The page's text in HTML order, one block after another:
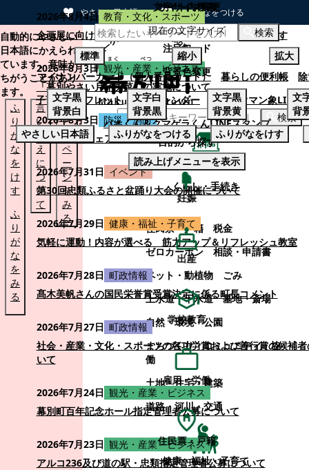
やさしい日本語 ひらがなをつける
本文へスキップする
自動的にやさしい
日本語にかえられ
ています。意味が
ちがうことがあり
ます。
ふ
り
が
な
を
け
す
ふ
り
が
な
を
み
る
言
い
替
え
に
つ
い
て
も
と
の
ペ
ー
ジ
を
み
る
検索
くらし・手続き
くらし・手続き
住民票・戸籍
税金
ゼロカーボン
相談・申請書
ペット・動植物
ごみ
上水道・下水道
墓地・斎場
自然・環境・公園
まちづくり・コミュニティ・協
働
土地・住宅・建築
道路・河川・交通
健康・福祉・子育て
2026年8月4日 教育・文化・スポーツ
企画展に向けて：安東ウメ子さんとの思い出を募集します
2026年8月3日 観光・産業・ビジネス
「幕別やさい月イチ菜」の実施について
2026年8月3日 防災・消防
幕別町防災フェアの開催について
2026年7月31日 イベント
第30回忠類ふるさと盆踊り大会の開催について
2026年7月29日 健康・福祉・子育て
気軽に運動！内容が選べる 筋力アップ＆リフレッシュ教室
2026年7月28日 町政情報
髙木美帆さんの国民栄誉賞受賞決定に係る町長コメント
2026年7月27日 町政情報
社会・産業・文化・スポーツの各功労賞および善行賞の候補
いて
2026年7月24日 観光・産業・ビジネス
幕別町百年記念ホール指定管理者公募について
2026年7月23日 観光・産業・ビジネス
アルコ236及び道の駅・忠類指定管理者公募について
サイト内検索
検索
注目ワード
マイナンバーカード（個人番号カード） 暮らしの便利帳
子育てパンフレット
ごみカレンダー
忠類ナウマン象LINE
パオくん＆クマゲラくんLINEスタンプ
目的から探す
妊娠
出産
学校教育
雇用・労働
住民票・戸籍
文字サイズ変更
現在の文字サイズ
標準
縮小
拡大
背景色変更
文字黒
背景白
文字白
背景黒
文字黒
背景黄
文
背
やさしい日本語
ふりがなをつける ふりがなをけす
読み上げメニューを表示